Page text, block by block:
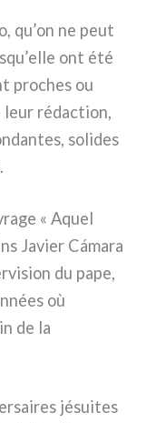
qu’on ne peut
ont été
pro­ches ou
leur rédac­tion,
soli­des
« Aquel
Javier Cámara
du pape,
où
de la
jésui­tes